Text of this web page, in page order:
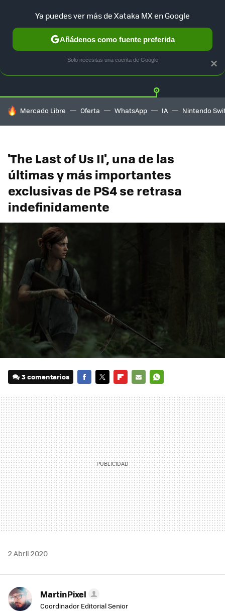
Twitter
HOY SE HABLA DE
Mercado Libre Oferta WhatsApp IA Nintendo
'The Last of Us II', una de las
últimas y más importantes
exclusivas de PS4 se retrasa
indefinidamente
3 comentarios
MAIL
2 Abril 2020
MartinPixel
Coordinador Editorial Senior
×
Ya puedes ver más de Xataka MX en Google
Añádenos como fuente preferida
Solo necesitas una cuenta de Google